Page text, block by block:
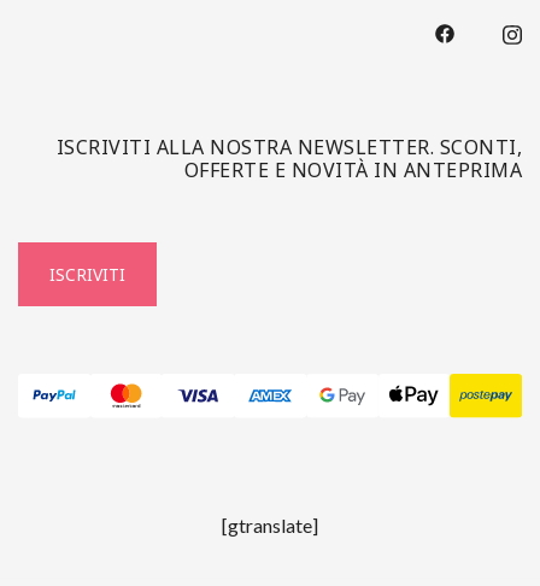
ISCRIVITI ALLA NOSTRA NEWSLETTER. SCONTI,
OFFERTE E NOVITÀ IN ANTEPRIMA
ISCRIVITI
[gtranslate]